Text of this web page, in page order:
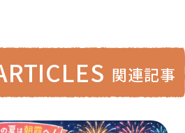
関連記事